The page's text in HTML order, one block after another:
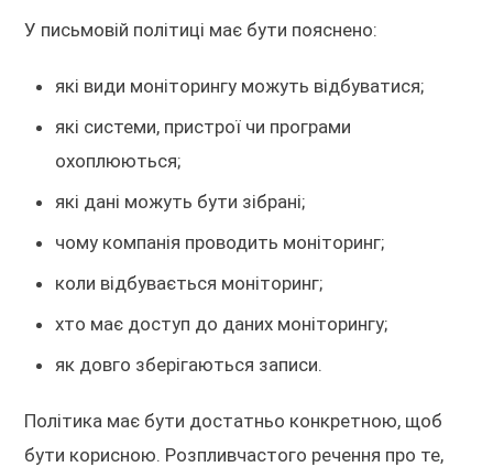
У письмовій політиці має бути пояснено:
які види моніторингу можуть відбуватися;
які системи, пристрої чи програми
охоплюються;
які дані можуть бути зібрані;
чому компанія проводить моніторинг;
коли відбувається моніторинг;
хто має доступ до даних моніторингу;
як довго зберігаються записи.
Політика має бути достатньо конкретною, щоб
бути корисною. Розпливчастого речення про те,